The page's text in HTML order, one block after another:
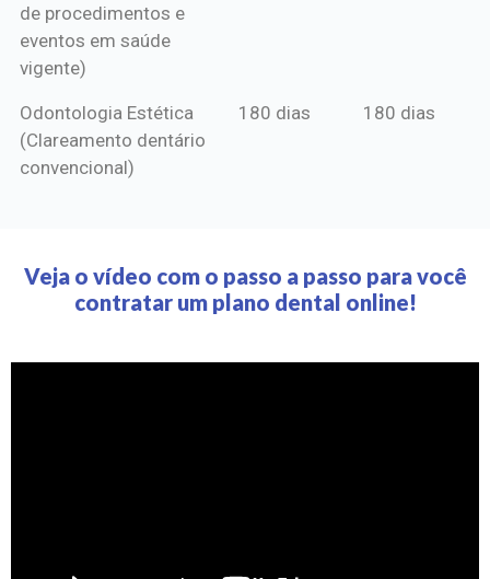
de procedimentos e
eventos em saúde
vigente)
Odontologia Estética
(Clareamento dentário
convencional)
180 dias 180 dias
Veja o vídeo com o passo a passo para você
contratar um plano dental online!